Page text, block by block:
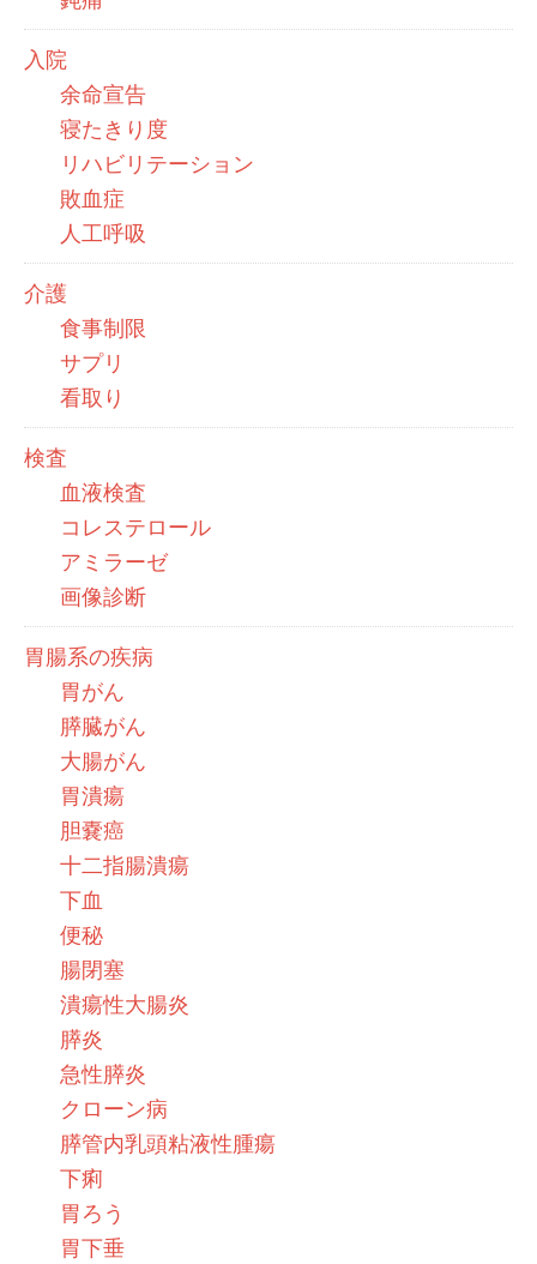
入院
余命宣告
寝たきり度
リハビリテーション
敗血症
人工呼吸
介護
食事制限
サプリ
看取り
検査
血液検査
コレステロール
アミラーゼ
画像診断
胃腸系の疾病
胃がん
膵臓がん
大腸がん
胃潰瘍
胆嚢癌
十二指腸潰瘍
下血
便秘
腸閉塞
潰瘍性大腸炎
膵炎
急性膵炎
クローン病
膵管内乳頭粘液性腫瘍
下痢
胃ろう
胃下垂